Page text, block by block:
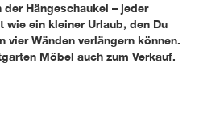
Hängeschaukel – jeder
ein kleiner Urlaub, den Du
vier Wänden verlängern können.
Möbel auch zum Verkauf.